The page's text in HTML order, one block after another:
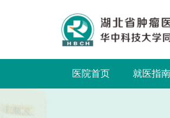
医院首页 就医指南